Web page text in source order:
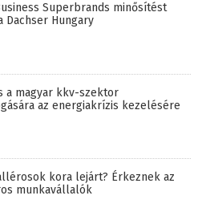
Superbrands minősítést
Dachser Hungary
a magyar kkv-szektor
az energiakrízis kezelésére
kora lejárt? Érkeznek az
munkavállalók